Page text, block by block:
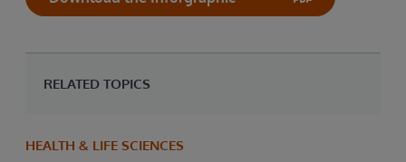
RELATED TOPICS
HEALTH & LIFE SCIENCES